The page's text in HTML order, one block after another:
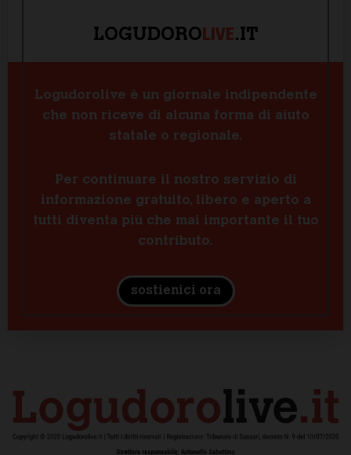
LOGUDOROLIVE.IT
Logudorolive è un giornale indipendente
che non riceve di alcuna forma di aiuto
statale o regionale.
Per continuare il nostro servizio di
informazione gratuito, libero e aperto a
tutti diventa più che mai importante il tuo
contributo.
sostienici ora